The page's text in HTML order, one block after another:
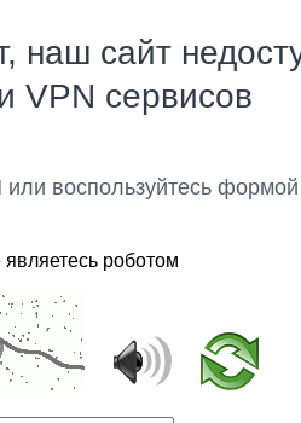
наш сайт
VPN сервисов
воспользуйтесь
роботом